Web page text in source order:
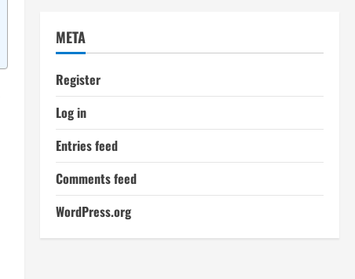
META
Register
Log in
Entries feed
Comments feed
WordPress.org